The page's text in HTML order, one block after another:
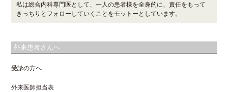
私は総合内科専門医として、一人の患者様を全身的に、責任をもって
きっちりとフォローしていくことをモットーとしています。
外来患者さんへ
受診の方へ
外来医師担当表